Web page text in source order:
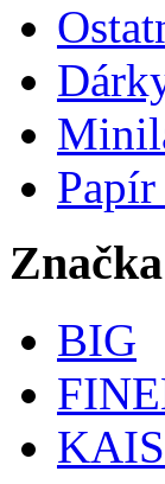
Značka
BIG